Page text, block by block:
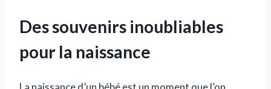
Des souvenirs inoubliables
pour la naissance